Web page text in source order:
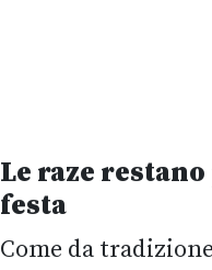
Le raze
festa
Come da